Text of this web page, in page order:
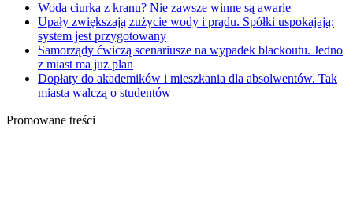
Woda ciurka z kranu? Nie zawsze winne są awarie
Upały zwiększają zużycie wody i prądu. Spółki uspokajają:
system jest przygotowany
Samorządy ćwiczą scenariusze na wypadek blackoutu. Jedno
z miast ma już plan
Dopłaty do akademików i mieszkania dla absolwentów. Tak
miasta walczą o studentów
Promowane treści